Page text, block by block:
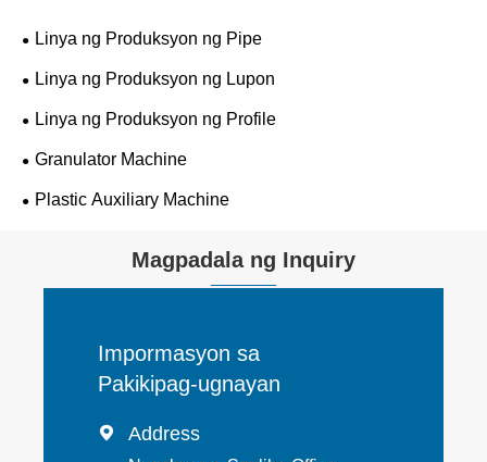
Linya ng Produksyon ng Pipe
Linya ng Produksyon ng Lupon
Linya ng Produksyon ng Profile
Granulator Machine
Plastic Auxiliary Machine
Magpadala ng Inquiry
Impormasyon sa
Pakikipag-ugnayan
 Address